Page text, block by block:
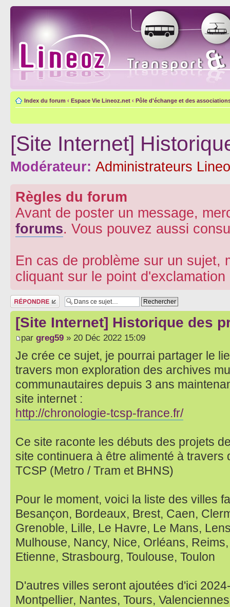
Index du forum ‹ Espace Vie Lineoz.net ‹ Pôle d'échange et des
[Site Internet]
Modérateur: Administrateurs
Règles du forum
Avant de poster un message,
forums. Vous pouvez aussi
En cas de problème sur un sujet,
cliquant sur le point
Répondre
[Site Internet] Historique des
par greg59 » 20 Déc 2022 15:09
Je crée ce sujet, je pourrai partager le
travers mon exploration des archives
communautaires depuis 3 ans
site internet :
http://chronologie-tcsp-france.fr/
Ce site raconte les débuts des projets
site continuera à être alimenté à travers
TCSP (Metro / Tram et BHNS)
Pour le moment, voici la liste des villes
Besançon, Bordeaux, Brest, Caen,
Grenoble, Lille, Le Havre, Le Mans,
Mulhouse, Nancy, Nice, Orléans,
Etienne, Strasbourg, Toulouse, Toulon
D'autres villes seront ajoutées d'ici
Montpellier, Nantes, Tours, Valenciennes